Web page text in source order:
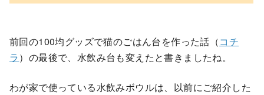
前回の100均グッズで猫のごはん台を作った話（コチ
ラ）の最後で、水飲み台も変えたと書きましたね。
わが家で使っている水飲みボウルは、以前にご紹介した